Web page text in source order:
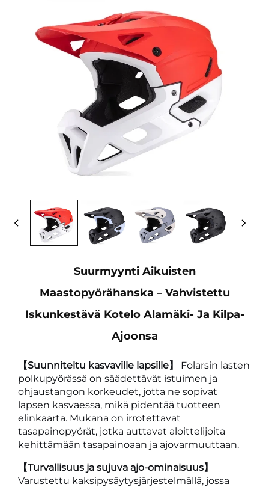
Suurmyynti Aikuisten
Maastopyörähanska – Vahvistettu
Iskunkestävä Kotelo Alamäki- Ja Kilpa-
Ajoonsa
【Suunniteltu kasvaville lapsille】 Folarsin lasten
polkupyörässä on säädettävät istuimen ja
ohjaustangon korkeudet, jotta ne sopivat
lapsen kasvaessa, mikä pidentää tuotteen
elinkaarta. Mukana on irrotettavat
tasapainopyörät, jotka auttavat aloittelijoita
kehittämään tasapainoaan ja ajovarmuuttaan.
【Turvallisuus ja sujuva ajo-ominaisuus】
Varustettu kaksipysäytysjärjestelmällä, jossa